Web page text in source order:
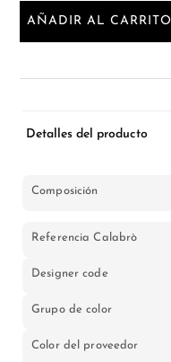
AÑADIR AL CARRITO
Detalles del producto
Composición
Referencia Calabrò
Designer code
Grupo de color
Color del proveedor